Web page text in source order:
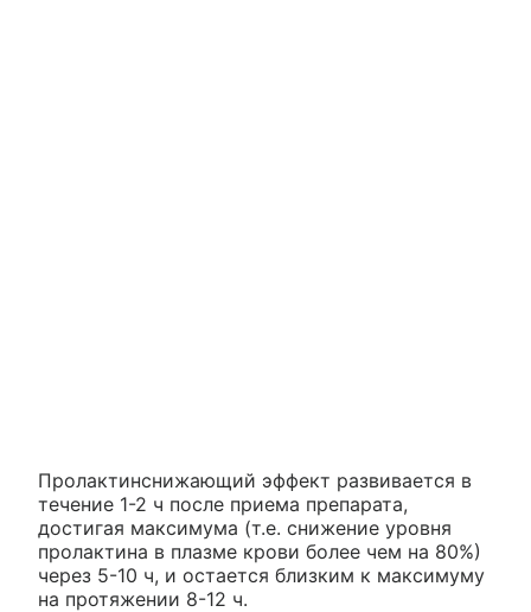
Пролактинснижающий эффект развивается в
течение 1-2 ч после приема препарата,
достигая максимума (т.е. снижение уровня
пролактина в плазме крови более чем на 80%)
через 5-10 ч, и остается близким к максимуму
на протяжении 8-12 ч.